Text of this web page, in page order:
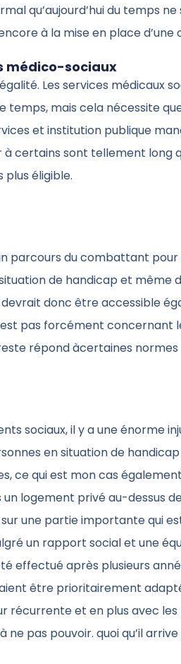
qu’aujourd’hui du temps
à la mise en place d’une
médico-sociaux
Les services médicaux
temps, mais cela nécessite
et institution publique
certains sont tellement long
plus éligible.
parcours du combattant
de handicap et même
donc être accessible
pas forcément concernant
répond àcertaines normes
sociaux, il y a une énorme
en situation de
ce qui est mon cas
un logement privé au-dessus
une partie importante qui
un rapport social et une
effectué après plusieurs
être prioritairement
récurrente et en plus avec
pas pouvoir. quoi qu’il